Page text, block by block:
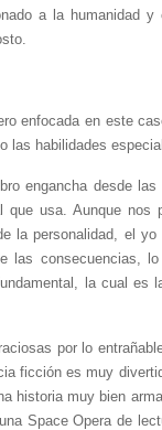
a la humanidad
enfocada en este
las habilidades
engancha desde
usa. Aunque nos
la personalidad, el
las consecuencias,
la cual es
por lo
ficción es muy
historia muy bien
Space Opera de